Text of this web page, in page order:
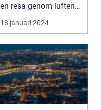
en resa genom luften
Introduktion: Att flyg...
18 januari 2024